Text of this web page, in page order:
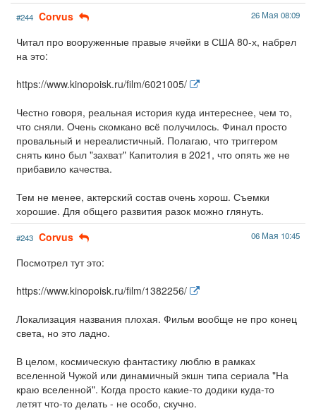
#244 Corvus 26 Мая 08:09
Читал про вооруженные правые ячейки в США 80-х, набрел
на это:
https://www.kinopoisk.ru/film/6021005/
Честно говоря, реальная история куда интереснее, чем то,
что сняли. Очень скомкано всё получилось. Финал просто
провальный и нереалистичный. Полагаю, что триггером
снять кино был "захват" Капитолия в 2021, что опять же не
прибавило качества.
Тем не менее, актерский состав очень хорош. Съемки
хорошие. Для общего развития разок можно глянуть.
#243 Corvus 06 Мая 10:45
Посмотрел тут это:
https://www.kinopoisk.ru/film/1382256/
Локализация названия плохая. Фильм вообще не про конец
света, но это ладно.
В целом, космическую фантастику люблю в рамках
вселенной Чужой или динамичный экшн типа сериала "На
краю вселенной". Когда просто какие-то додики куда-то
летят что-то делать - не особо, скучно.